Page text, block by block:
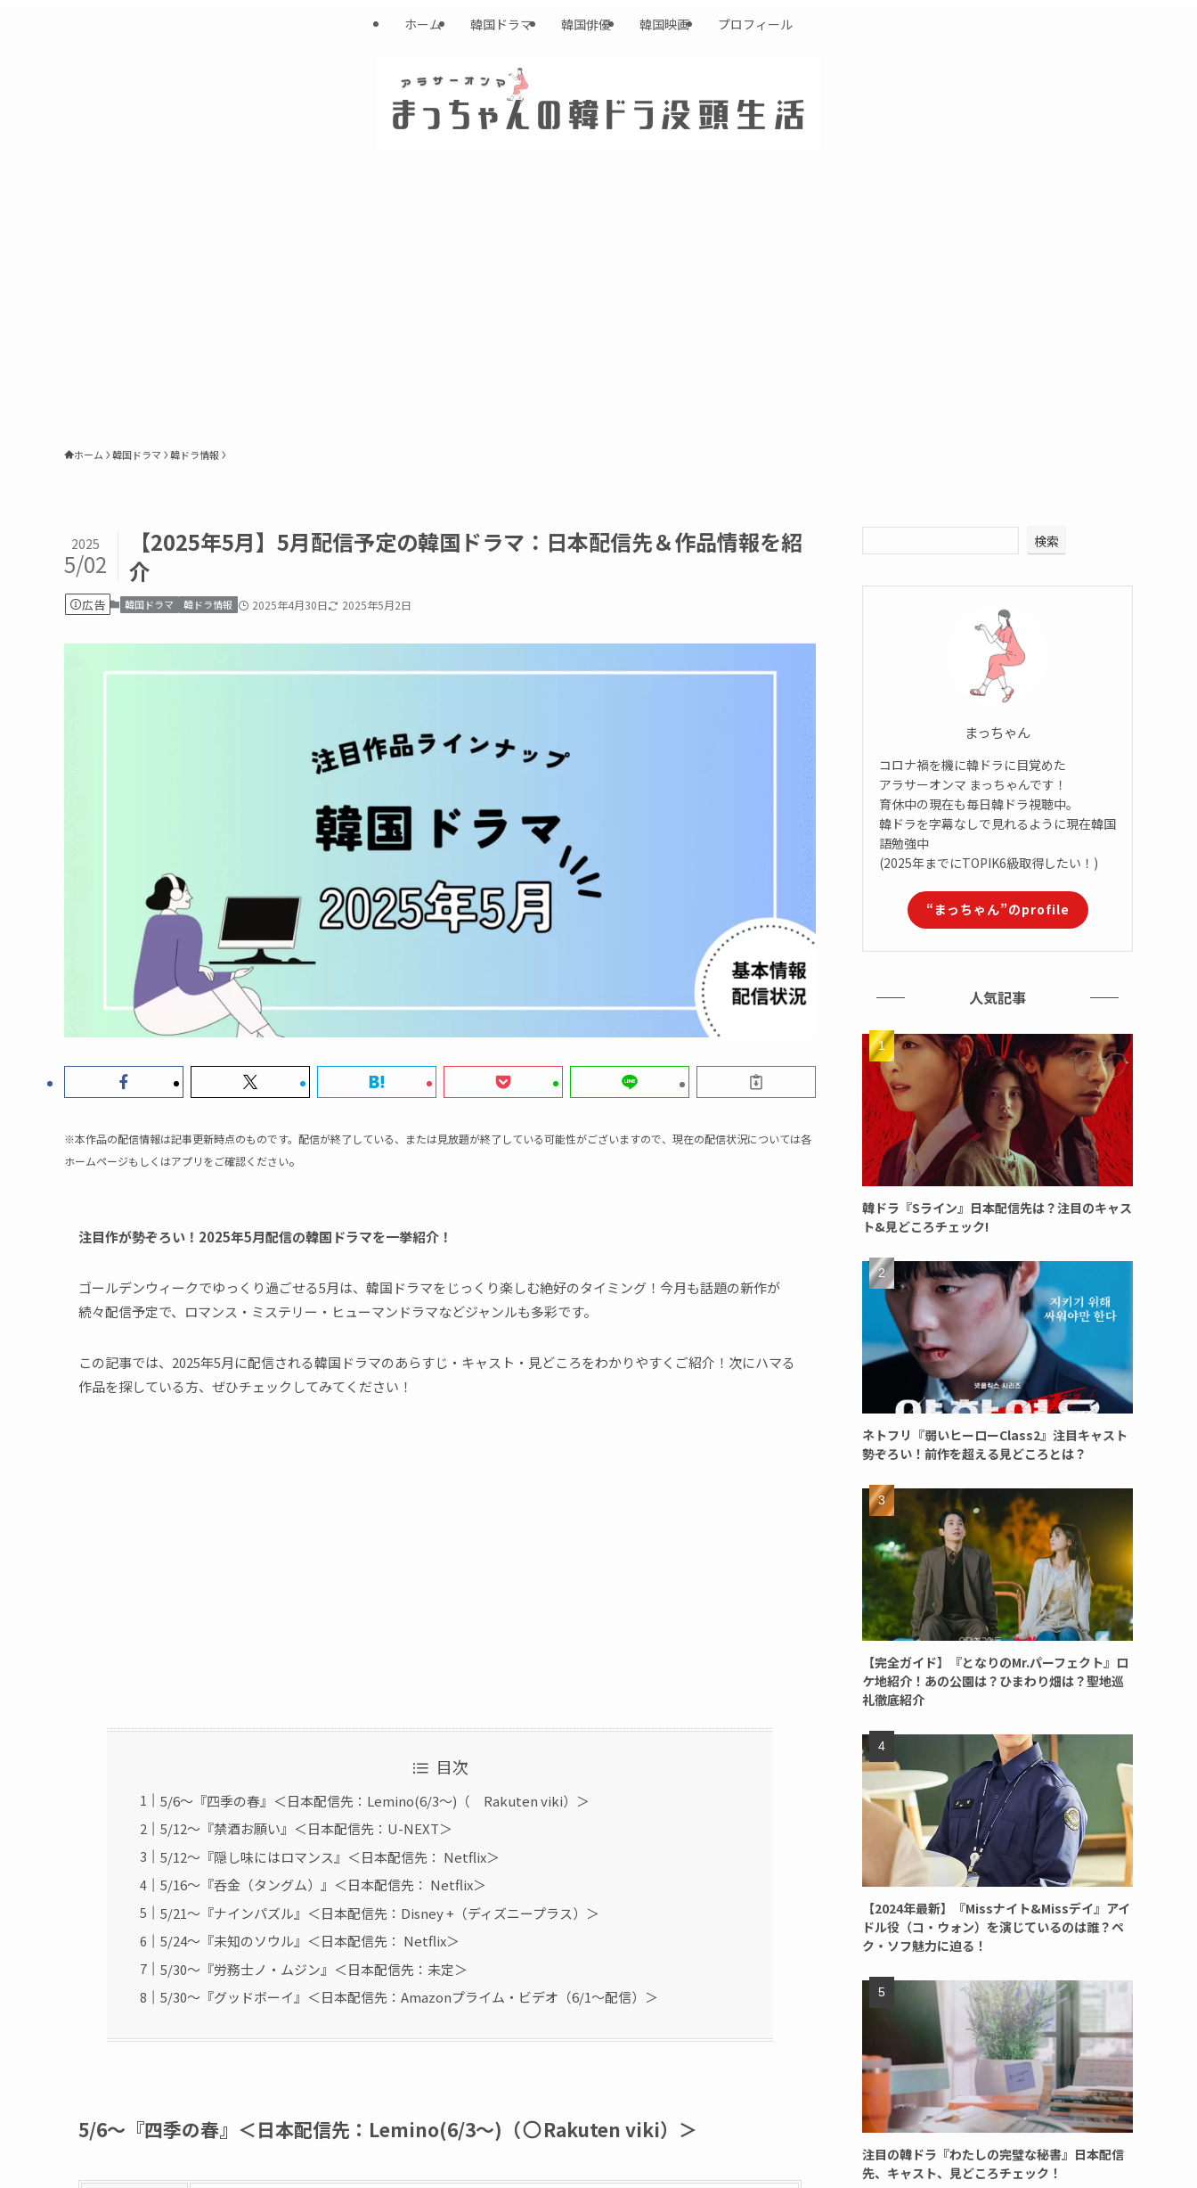
ホーム 韓国ドラマ 韓国俳優 韓国映画 プロフィール
ホーム 韓国ドラマ 韓ドラ情報
【2025年5月】5月配信予定の韓国ドラマ：日本配信先＆作品情報を紹
介
2025
5/02
広告 韓国ドラマ 韓ドラ情報 2025年4月30日 2025年5月2日
※本作品の配信情報は記事更新時点のものです。配信が終了している、または見放題が終了している可能性がございますので、現在の配信状況については各
ホームページもしくはアプリをご確認ください。
注目作が勢ぞろい！2025年5月配信の韓国ドラマを一挙紹介！
ゴールデンウィークでゆっくり過ごせる5月は、韓国ドラマをじっくり楽しむ絶好のタイミング！今月も話題の新作が
続々配信予定で、ロマンス・ミステリー・ヒューマンドラマなどジャンルも多彩です。
この記事では、2025年5月に配信される韓国ドラマのあらすじ・キャスト・見どころをわかりやすくご紹介！次にハマる
作品を探している方、ぜひチェックしてみてください！
目次
5/6〜『四季の春』＜日本配信先：Lemino(6/3〜)（ Rakuten viki）＞
5/12〜『禁酒お願い』＜日本配信先：U-NEXT＞
5/12〜『隠し味にはロマンス』＜日本配信先： Netflix＞
5/16〜『呑金（タングム）』＜日本配信先： Netflix＞
5/21〜『ナインパズル』＜日本配信先：Disney +（ディズニープラス）＞
5/24〜『未知のソウル』＜日本配信先： Netflix＞
5/30〜『労務士ノ・ムジン』＜日本配信先：未定＞
5/30〜『グッドボーイ』＜日本配信先：Amazonプライム・ビデオ（6/1〜配信）＞
5/6〜『四季の春』＜日本配信先：Lemino(6/3〜)（ Rakuten viki）＞
検索
まっちゃん
コロナ禍を機に韓ドラに目覚めた
アラサーオンマ まっちゃんです！
育休中の現在も毎日韓ドラ視聴中。
韓ドラを字幕なしで見れるように現在韓国
語勉強中
(2025年までにTOPIK6級取得したい！)
“まっちゃん”のprofile
人気記事
韓ドラ『Sライン』日本配信先は？注目のキャス
ト&見どころチェック!
ネトフリ『弱いヒーローClass2』注目キャスト
勢ぞろい！前作を超える見どころとは？
【完全ガイド】『となりのMr.パーフェクト』ロ
ケ地紹介！あの公園は？ひまわり畑は？聖地巡
礼徹底紹介
【2024年最新】『Missナイト&Missデイ』アイ
ドル役（コ・ウォン）を演じているのは誰？ペ
ク・ソフ魅力に迫る！
注目の韓ドラ『わたしの完璧な秘書』日本配信
先、キャスト、見どころチェック！